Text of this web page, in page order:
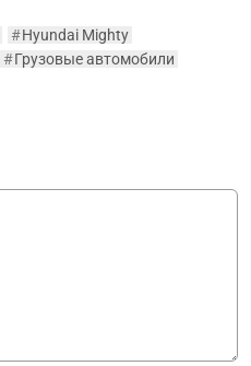
#Hyundai Mighty
#Грузовые автомобили